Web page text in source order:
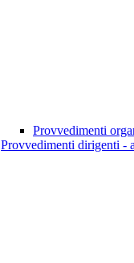
Provvedimenti
Provvedimenti dirigenti -